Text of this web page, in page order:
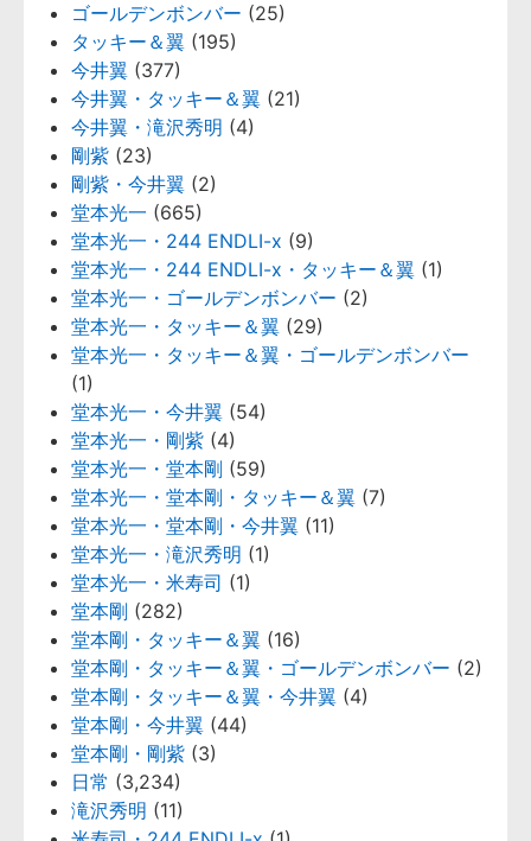
ゴールデンボンバー (25)
タッキー＆翼 (195)
今井翼 (377)
今井翼・タッキー＆翼 (21)
今井翼・滝沢秀明 (4)
剛紫 (23)
剛紫・今井翼 (2)
堂本光一 (665)
堂本光一・244 ENDLI-x (9)
堂本光一・244 ENDLI-x・タッキー＆翼 (1)
堂本光一・ゴールデンボンバー (2)
堂本光一・タッキー＆翼 (29)
堂本光一・タッキー＆翼・ゴールデンボンバー
(1)
堂本光一・今井翼 (54)
堂本光一・剛紫 (4)
堂本光一・堂本剛 (59)
堂本光一・堂本剛・タッキー＆翼 (7)
堂本光一・堂本剛・今井翼 (11)
堂本光一・滝沢秀明 (1)
堂本光一・米寿司 (1)
堂本剛 (282)
堂本剛・タッキー＆翼 (16)
堂本剛・タッキー＆翼・ゴールデンボンバー (2)
堂本剛・タッキー＆翼・今井翼 (4)
堂本剛・今井翼 (44)
堂本剛・剛紫 (3)
日常 (3,234)
滝沢秀明 (11)